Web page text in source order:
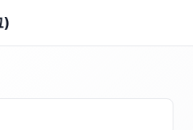
)